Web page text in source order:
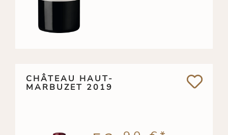
CHÂTEAU HAUT-
MARBUZET 2019